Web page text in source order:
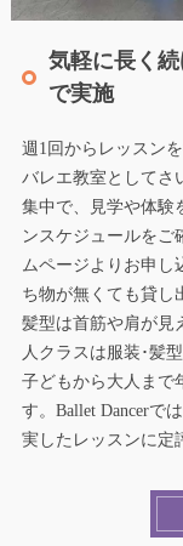
気軽に長く
で実施
週1回からレッスン
バレエ教室としてさ
集中で、見学や体験
ンスケジュールをご
ムページよりお申
ち物が無くても貸し
髪型は首筋や肩が見
人クラスは服装･髪型
子どもから大人まで
す。Ballet Dancerで
実したレッスンに定